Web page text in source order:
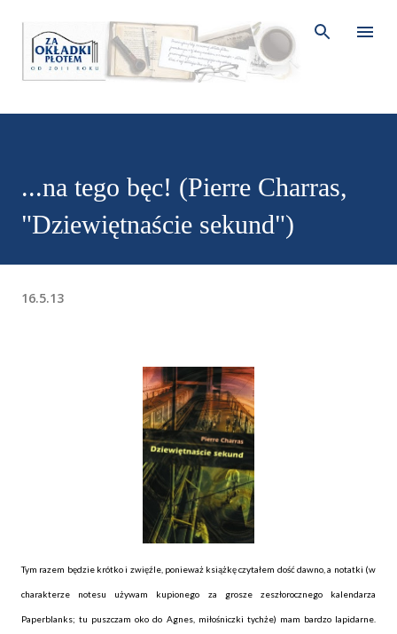
Przejdź do głównej zawartości
...na tego bęc! (Pierre Charras,
"Dziewiętnaście sekund")
16.5.13
Tym razem będzie krótko i zwięźle, ponieważ książkę czytałem dość dawno , a notatki (w
charakterze notesu używam kupionego za grosze zeszłorocznego kalendarza
Paperblanks; tu puszczam oko do Agnes, miłośniczki tychże) mam bardzo lapidarne.